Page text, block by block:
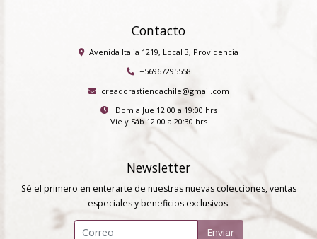
Contacto
Avenida Italia 1219, Local 3, Providencia
+56967295558
creadorastiendachile@gmail.com
Dom a Jue 12:00 a 19:00 hrs
Vie y Sáb 12:00 a 20:30 hrs
Newsletter
Sé el primero en enterarte de nuestras nuevas colecciones, ventas
especiales y beneficios exclusivos.
Enviar